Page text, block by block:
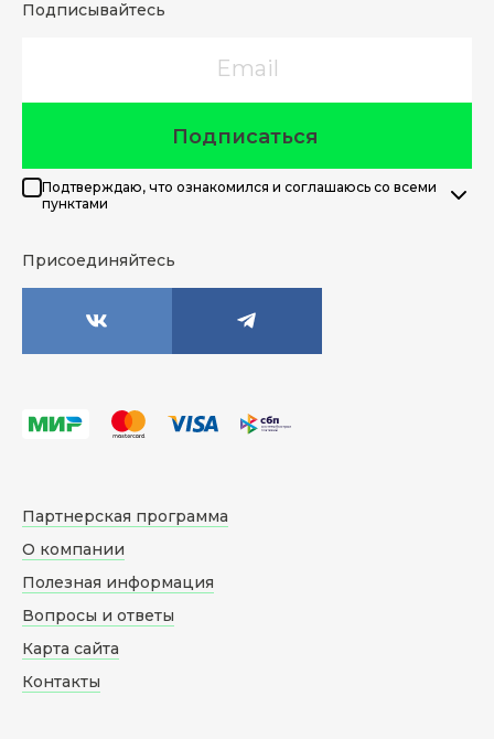
Подписывайтесь
Подписаться
Подтверждаю, что ознакомился и соглашаюсь со всеми
пунктами
Присоединяйтесь
Партнерская программа
О компании
Полезная информация
Вопросы и ответы
Карта сайта
Контакты